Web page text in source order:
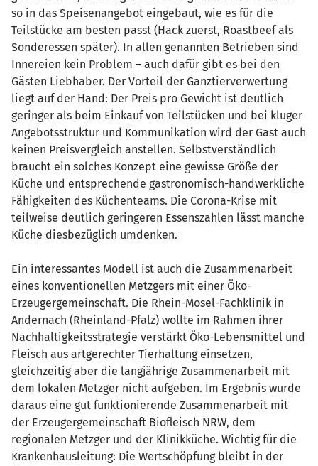
so in das Speisenangebot eingebaut, wie es für die
Teilstücke am besten passt (Hack zuerst, Roastbeef als
Sonderessen später). In allen genannten Betrieben sind
Innereien kein Problem – auch dafür gibt es bei den
Gästen Liebhaber. Der Vorteil der Ganztierverwertung
liegt auf der Hand: Der Preis pro Gewicht ist deutlich
geringer als beim Einkauf von Teilstücken und bei kluger
Angebotsstruktur und Kommunikation wird der Gast auch
keinen Preisvergleich anstellen. Selbstverständlich
braucht ein solches Konzept eine gewisse Größe der
Küche und entsprechende gastronomisch-handwerkliche
Fähigkeiten des Küchenteams. Die Corona-Krise mit
teilweise deutlich geringeren Essenszahlen lässt manche
Küche diesbezüglich umdenken.
Ein interessantes Modell ist auch die Zusammenarbeit
eines konventionellen Metzgers mit einer Öko-
Erzeugergemeinschaft. Die Rhein-Mosel-Fachklinik in
Andernach (Rheinland-Pfalz) wollte im Rahmen ihrer
Nachhaltigkeitsstrategie verstärkt Öko-Lebensmittel und
Fleisch aus artgerechter Tierhaltung einsetzen,
gleichzeitig aber die langjährige Zusammenarbeit mit
dem lokalen Metzger nicht aufgeben. Im Ergebnis wurde
daraus eine gut funktionierende Zusammenarbeit mit
der Erzeugergemeinschaft Biofleisch NRW, dem
regionalen Metzger und der Klinikküche. Wichtig für die
Krankenhausleitung: Die Wertschöpfung bleibt in der